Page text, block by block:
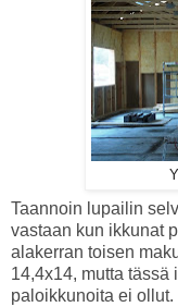
Taannoin lupailin
vastaan kun ikkunat
alakerran toisen
14,4x14, mutta
paloikkunoita ei